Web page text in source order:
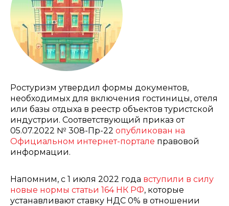
Ростуризм утвердил формы документов,
необходимых для включения гостиницы, отеля
или базы отдыха в реестр объектов туристской
индустрии. Соответствующий приказ от
05.07.2022 № 308-Пр-22 опубликован на
Официальном интернет-портале правовой
информации.
Напомним, с 1 июля 2022 года вступили в силу
новые нормы статьи 164 НК РФ, которые
устанавливают ставку НДС 0% в отношении